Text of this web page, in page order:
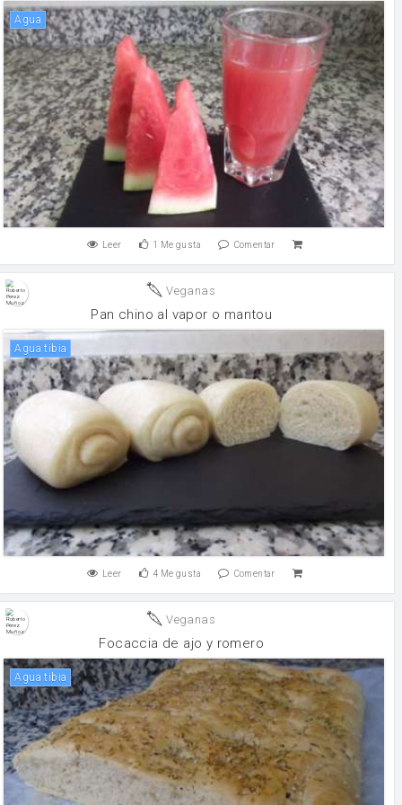
agua
Leer 1 Me gusta Comentar
Veganas
Pan chino al vapor o mantou
Agua tibia
Leer 4 Me gusta Comentar
Veganas
Focaccia de ajo y romero
Agua tibia